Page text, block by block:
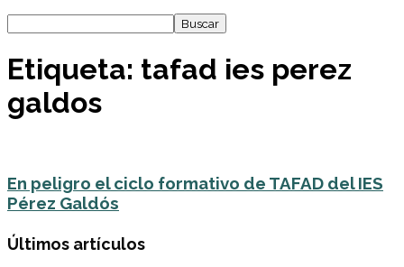
Etiqueta: tafad ies perez
galdos
En peligro el ciclo formativo de TAFAD del IES
Pérez Galdós
Últimos artículos